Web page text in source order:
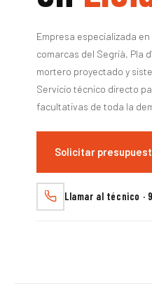
Empresa especializada
comarcas del Segrià, Pla
mortero proyectado y
Servicio técnico directo
facultativas de toda la
Solicitar
Llamar al técnico ·